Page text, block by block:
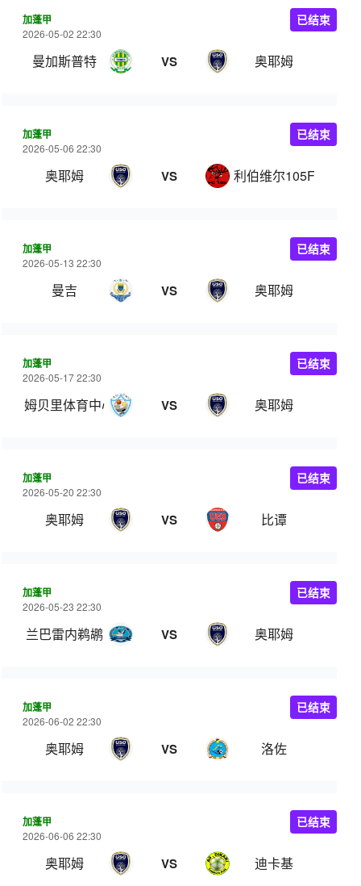
加蓬甲
2026-05-02 22:30
曼加斯普特 VS 奥耶姆
已结束
加蓬甲
2026-05-06 22:30
奥耶姆 VS 利伯维尔105FC
已结束
加蓬甲
2026-05-13 22:30
曼吉 VS 奥耶姆
已结束
加蓬甲
2026-05-17 22:30
姆贝里体育中心 VS 奥耶姆
已结束
加蓬甲
2026-05-20 22:30
奥耶姆 VS 比谭
已结束
加蓬甲
2026-05-23 22:30
兰巴雷内鹈鹕 VS 奥耶姆
已结束
加蓬甲
2026-06-02 22:30
奥耶姆 VS 洛佐
已结束
加蓬甲
2026-06-06 22:30
奥耶姆 VS 迪卡基
已结束